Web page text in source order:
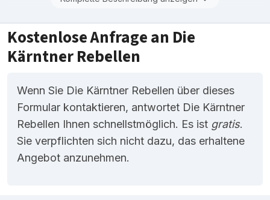
Kostenlose Anfrage an Die
Kärntner Rebellen
Wenn Sie Die Kärntner Rebellen über dieses
Formular kontaktieren, antwortet Die Kärntner
Rebellen Ihnen schnellstmöglich. Es ist gratis.
Sie verpflichten sich nicht dazu, das erhaltene
Angebot anzunehmen.